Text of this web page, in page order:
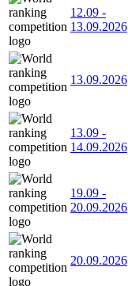
12.09 -
13.09.2026
13.09.2026
13.09 -
14.09.2026
19.09 -
20.09.2026
20.09.2026